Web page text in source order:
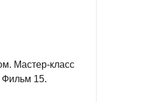
Мастер-класс
15.